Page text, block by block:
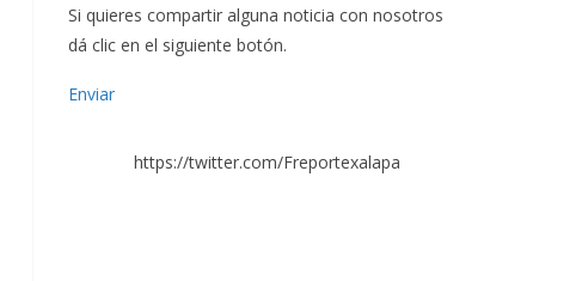
Si quieres compartir alguna noticia con nosotros
dá clic en el siguiente botón.
Enviar
https://twitter.com/Freportexalapa